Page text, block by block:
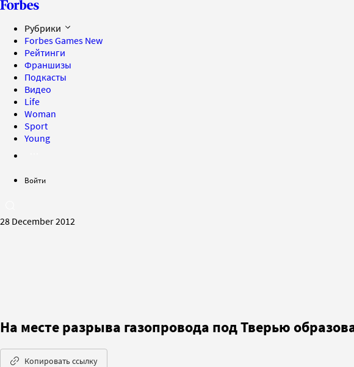
Рубрики
Forbes Games New
Рейтинги
Франшизы
Подкасты
Видео
Life
Woman
Sport
Young
Войти
28 December 2012
На месте разрыва газопровода под Тверью
Копировать ссылку